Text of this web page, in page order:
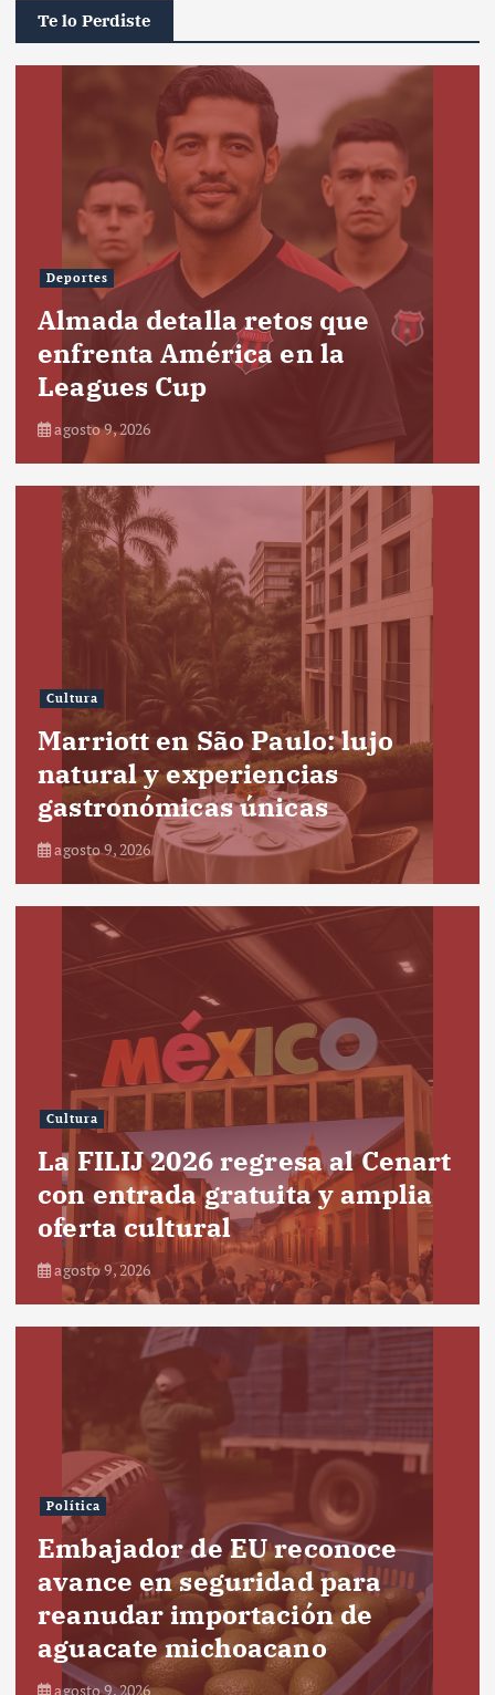
Te lo Perdiste
Deportes
Almada detalla retos que
enfrenta América en la
Leagues Cup
agosto 9, 2026
Cultura
Marriott en São Paulo: lujo
natural y experiencias
gastronómicas únicas
agosto 9, 2026
Cultura
La FILIJ 2026 regresa al Cenart
con entrada gratuita y amplia
oferta cultural
agosto 9, 2026
Política
Embajador de EU reconoce
avance en seguridad para
reanudar importación de
aguacate michoacano
agosto 9, 2026